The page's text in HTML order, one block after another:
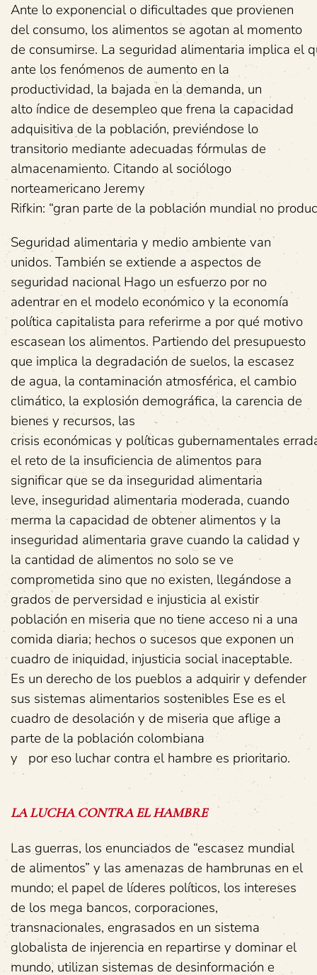
Ante lo exponencial o dificultades que provienen
del consumo, los alimentos se agotan al momento
de consumirse. La seguridad alimentaria implica el
ante los fenómenos de aumento en la
productividad, la bajada en la demanda, un
alto índice de desempleo que frena la capacidad
adquisitiva de la población, previéndose lo
transitorio mediante adecuadas fórmulas de
almacenamiento. Citando al sociólogo
norteamericano Jeremy
Rifkin: “gran parte de la población mundial no
Seguridad alimentaria y medio ambiente van
unidos. También se extiende a aspectos de
seguridad nacional Hago un esfuerzo por no
adentrar en el modelo económico y la economía
política capitalista para referirme a por qué motivo
escasean los alimentos. Partiendo del presupuesto
que implica la degradación de suelos, la escasez
de agua, la contaminación atmosférica, el cambio
climático, la explosión demográfica, la carencia de
bienes y recursos, las
crisis económicas y políticas gubernamentales
el reto de la insuficiencia de alimentos para
significar que se da inseguridad alimentaria
leve, inseguridad alimentaria moderada, cuando
merma la capacidad de obtener alimentos y la
inseguridad alimentaria grave cuando la calidad y
la cantidad de alimentos no solo se ve
comprometida sino que no existen, llegándose a
grados de perversidad e injusticia al existir
población en miseria que no tiene acceso ni a una
comida diaria; hechos o sucesos que exponen un
cuadro de iniquidad, injusticia social inaceptable.
Es un derecho de los pueblos a adquirir y defender
sus sistemas alimentarios sostenibles Ese es el
cuadro de desolación y de miseria que aflige a
parte de la población colombiana
y por eso luchar contra el hambre es prioritario.
LALUCHA CONTRAELHAMBRE
Las guerras, los enunciados de “escasez mundial
de alimentos” y las amenazas de hambrunas en el
mundo; el papel de líderes políticos, los intereses
de los mega bancos, corporaciones,
transnacionales, engrasados en un sistema
globalista de injerencia en repartirse y dominar el
mundo, utilizan sistemas de desinformación e